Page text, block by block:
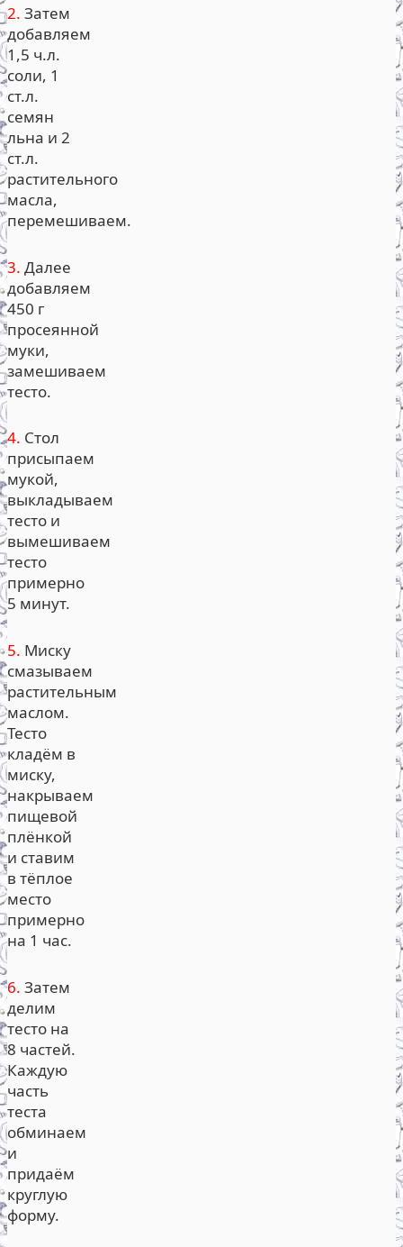
2. Затем
добавляем
1,5 ч.л.
соли, 1
ст.л.
семян
льна и 2
ст.л.
растительного
масла,
перемешиваем.
3. Далее
добавляем
450 г
просеянной
муки,
замешиваем
тесто.
4. Стол
присыпаем
мукой,
выкладываем
тесто и
вымешиваем
тесто
примерно
5 минут.
5. Миску
смазываем
растительным
маслом.
Тесто
кладём в
миску,
накрываем
пищевой
плёнкой
и ставим
в тёплое
место
примерно
на 1 час.
6. Затем
делим
тесто на
8 частей.
Каждую
часть
теста
обминаем
и
придаём
круглую
форму.